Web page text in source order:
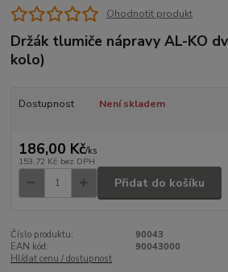
Ohodnotit produkt
Držák tlumiče nápravy AL-KO
kolo)
Dostupnost Není skladem
186,00 Kč/ks
153,72 Kč bez DPH
Přidat do košíku
Číslo produktu:
90043
EAN kód:
90043000
Hlídat cenu / dostupnost